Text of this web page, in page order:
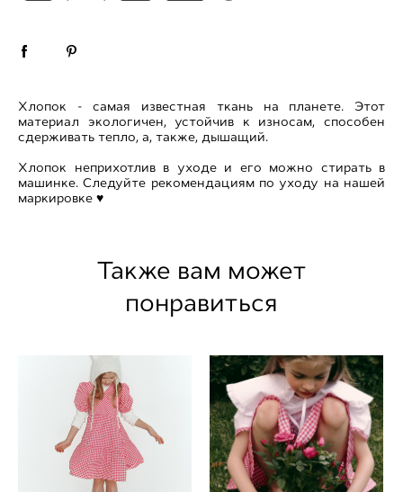
Хлопок - самая известная ткань на планете. Этот
материал экологичен, устойчив к износам, способен
сдерживать тепло, а, также, дышащий.
Хлопок неприхотлив в уходе и его можно стирать в
машинке. Следуйте рекомендациям по уходу на нашей
маркировке ♥
Также вам может
понравиться